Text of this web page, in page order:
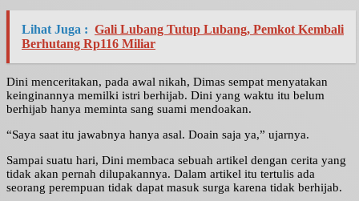
Lihat Juga : Gali Lubang Tutup Lubang, Pemkot Kembali
Berhutang Rp116 Miliar
Dini menceritakan, pada awal nikah, Dimas sempat menyatakan
keinginannya memilki istri berhijab. Dini yang waktu itu belum
berhijab hanya meminta sang suami mendoakan.
“Saya saat itu jawabnya hanya asal. Doain saja ya,” ujarnya.
Sampai suatu hari, Dini membaca sebuah artikel dengan cerita yang
tidak akan pernah dilupakannya. Dalam artikel itu tertulis ada
seorang perempuan tidak dapat masuk surga karena tidak berhijab.